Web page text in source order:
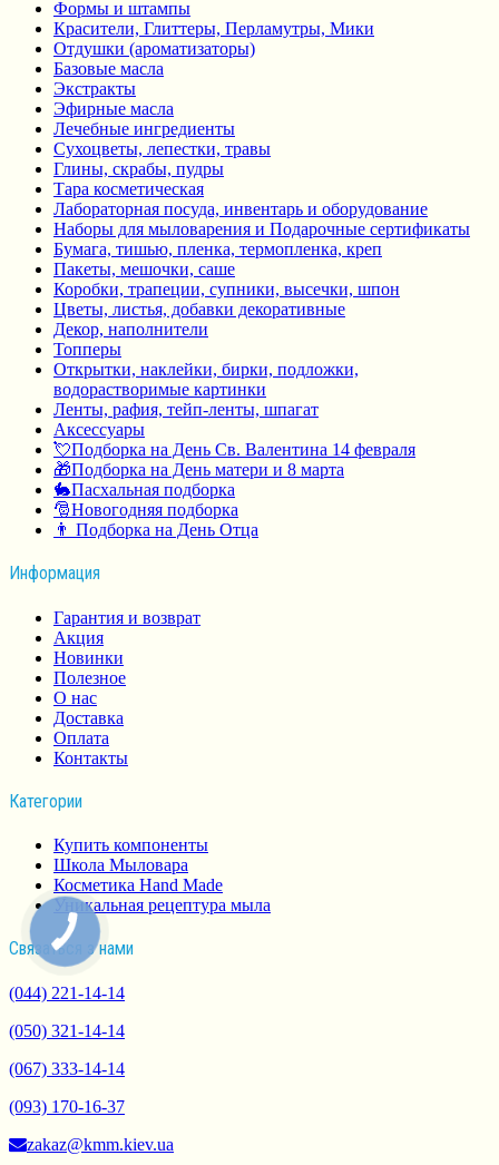
Формы и штампы
Красители, Глиттеры, Перламутры, Мики
Отдушки (ароматизаторы)
Базовые масла
Экстракты
Эфирные масла
Лечебные ингредиенты
Сухоцветы, лепестки, травы
Глины, скрабы, пудры
Тара косметическая
Лабораторная посуда, инвентарь и оборудование
Наборы для мыловарения и Подарочные сертификаты
Бумага, тишью, пленка, термопленка, креп
Пакеты, мешочки, саше
Коробки, трапеции, супники, высечки, шпон
Цветы, листья, добавки декоративные
Декор, наполнители
Топперы
Открытки, наклейки, бирки, подложки,
водорастворимые картинки
Ленты, рафия, тейп-ленты, шпагат
Аксессуары
💘Подборка на День Св. Валентина 14 февраля
🎁Подборка на День матери и 8 марта
🐇Пасхальная подборка
🎅Новогодняя подборка
👨 Подборка на День Отца
Информация
Гарантия и возврат
Акция
Новинки
Полезное
О нас
Доставка
Оплата
Контакты
Категории
Купить компоненты
Школа Мыловара
Косметика Hand Made
Уникальная рецептура мыла
Связаться з нами
(044) 221-14-14
(050) 321-14-14
(067) 333-14-14
(093) 170-16-37
zakaz@kmm.kiev.ua